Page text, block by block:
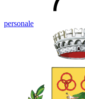
personale